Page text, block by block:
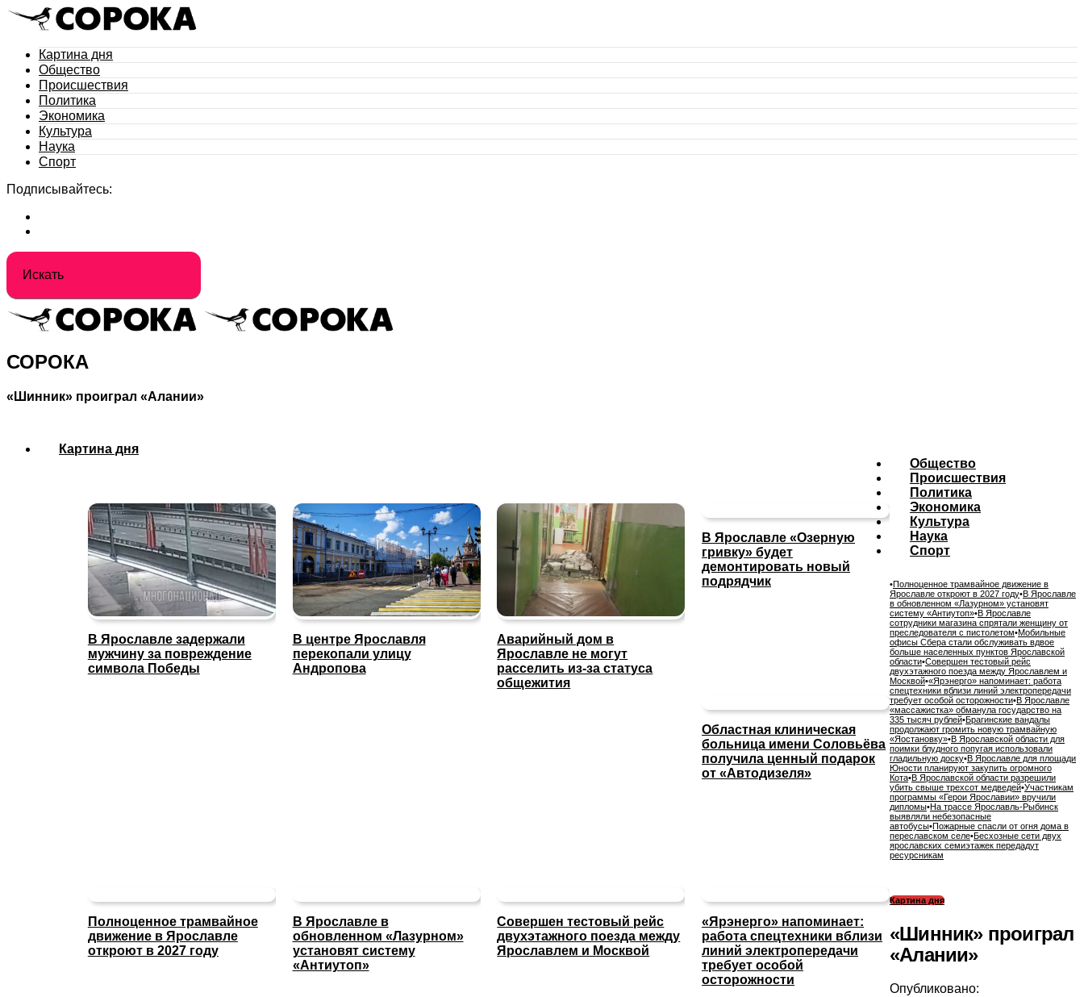
Картина дня
Общество
Происшествия
Политика
Экономика
Культура
Наука
Спорт
Подписывайтесь:
СОРОКА
«Шинник» проиграл «Алании»
Картина дня
В Ярославле задержали
мужчину за повреждение
символа Победы
В центре Ярославля
перекопали улицу
Андропова
Аварийный дом в
Ярославле не могут
расселить из-за статуса
общежития
В Ярославле «Озерную
гривку» будет
демонтировать новый
подрядчик
Областная клиническая
больница имени Соловьёва
получила ценный подарок
от «Автодизеля»
Общество
Полноценное трамвайное
движение в Ярославле
откроют в 2027 году
В Ярославле в
обновленном «Лазурном»
установят систему
«Антиутоп»
Совершен тестовый рейс
двухэтажного поезда между
Ярославлем и Москвой
«Ярэнерго» напоминает:
работа спецтехники вблизи
линий электропередачи
требует особой
осторожности
Происшествия
Политика
Экономика
Культура
Наука
Спорт
•Полноценное трамвайное движение в
Ярославле откроют в 2027 году•В Ярославле
в обновленном «Лазурном» установят
систему «Антиутоп»•В Ярославле
сотрудники магазина спрятали женщину от
преследователя с пистолетом•Мобильные
офисы Сбера стали обслуживать вдвое
больше населенных пунктов Ярославской
области•Совершен тестовый рейс
двухэтажного поезда между Ярославлем и
Москвой•«Ярэнерго» напоминает: работа
спецтехники вблизи линий электропередачи
требует особой осторожности•В Ярославле
«массажистка» обманула государство на
335 тысяч рублей•Брагинские вандалы
продолжают громить новую трамвайную
«Яостановку»•В Ярославской области для
поимки блудного попугая использовали
гладильную доску•В Ярославле для площади
Юности планируют закупить огромного
Кота•В Ярославской области разрешили
убить свыше трехсот медведей•Участникам
программы «Герои Ярославии» вручили
дипломы•На трассе Ярославль-Рыбинск
выявляли небезопасные
автобусы•Пожарные спасли от огня дома в
переславском селе•Бесхозные сети двух
ярославских семиэтажек передадут
ресурсникам
Картина дня
«Шинник» проиграл
«Алании»
Опубликовано: